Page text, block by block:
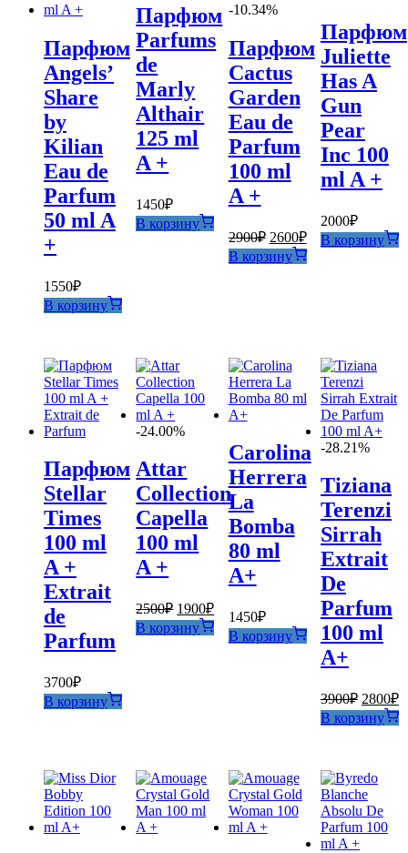
Парфюм
Angels’
Share
by
Kilian
Eau de
Parfum
50 ml A
+
1550₽
В корзину
Парфюм
Parfums
de
Marly
Althair
125 ml
A +
1450₽
В корзину
-10.34%
Парфюм
Cactus
Garden
Eau de
Parfum
100 ml
A +
2900₽ Первоначальная
цена
составляла
2600₽Текущая
цена:
2600₽.
В корзину
Парфюм
Juliette
Has A
Gun
Pear
Inc 100
ml A +
2000₽
В корзину
Парфюм
Stellar
Times
100 ml
A +
Extrait
de
Parfum
3700₽
В корзину
-24.00%
Attar
Collection
Capella
100 ml
A +
2500₽ Первоначальная
цена
составляла
1900₽Текущая
цена:
1900₽.
В корзину
Carolina
Herrera
La
Bomba
80 ml
A+
1450₽
В корзину
-28.21%
Tiziana
Terenzi
Sirrah
Extrait
De
Parfum
100 ml
A+
3900₽
цена
2800₽
В корзину